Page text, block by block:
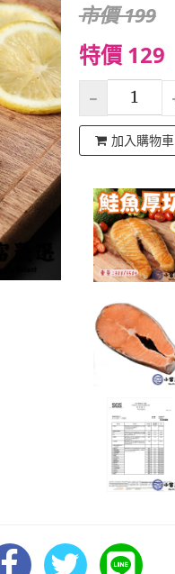
市價 199
特價 129
加入購物車